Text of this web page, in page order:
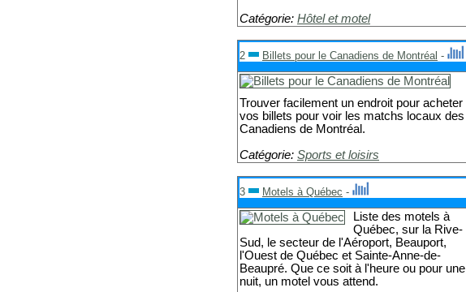
Catégorie: Hôtel et motel
2 Billets pour le Canadiens de Montréal -
Trouver facilement un endroit pour acheter
vos billets pour voir les matchs locaux des
Canadiens de Montréal.
Catégorie: Sports et loisirs
3 Motels à Québec -
Liste des motels à
Québec, sur la Rive-
Sud, le secteur de l'Aéroport, Beauport,
l'Ouest de Québec et Sainte-Anne-de-
Beaupré. Que ce soit à l'heure ou pour une
nuit, un motel vous attend.